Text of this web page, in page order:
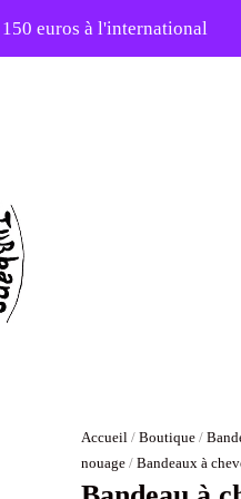
euros à l'international
Accueil /Boutique /
nouage /Bandeaux à